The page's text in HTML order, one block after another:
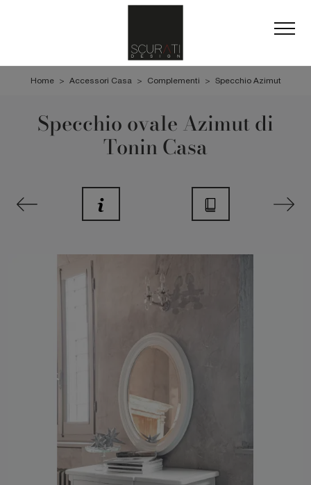
Home > Accessori Casa > Complementi > Specchio Azimut
Specchio ovale Azimut di
Tonin Casa